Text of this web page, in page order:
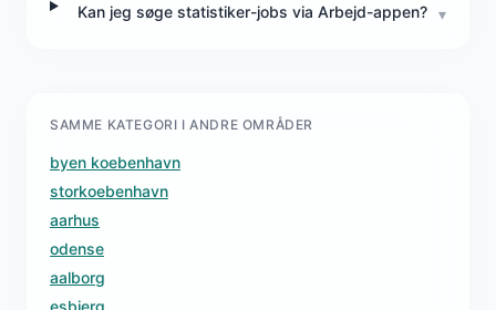
Kan jeg søge statistiker-jobs via Arbejd-appen? ▾
SAMME KATEGORI I ANDRE OMRÅDER
byen koebenhavn
storkoebenhavn
aarhus
odense
aalborg
esbjerg